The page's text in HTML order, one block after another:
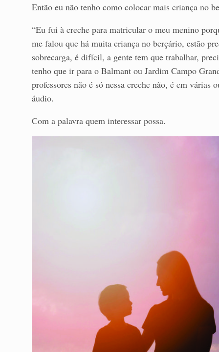
Então eu não tenho como colocar mais criança no
“Eu fui à creche para matricular o meu menino
me falou que há muita criança no berçário, estão
sobrecarga, é difícil, a gente tem que trabalhar,
tenho que ir para o Balmant ou Jardim Campo
professores não é só nessa creche não, é em várias
áudio.
Com a palavra quem interessar possa.